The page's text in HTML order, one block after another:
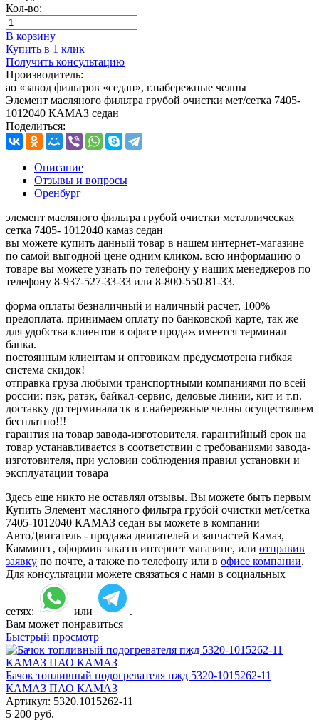
Кол-во:
В корзину
Купить в 1 клик
Получить консультацию
Производитель:
ао «завод фильтров «седан», г.набережные челны
Элемент масляного фильтра грубой очистки мет/сетка 7405-
1012040 КАМАЗ седан
Поделиться:
Описание
Отзывы и вопросы
Оренбург
элемент масляного фильтра грубой очистки металлическая
сетка 7405- 1012040 камаз седан
вы можете купить данный товар в нашем интернет-магазине
по самой выгодной цене одним кликом. всю информацию о
товаре вы можете узнать по телефону у наших менеджеров по
телефону 8-937-527-33-33 или 8-800-550-81-33.
форма оплаты безналичный и наличный расчет, 100%
предоплата. принимаем оплату по банковской карте, так же
для удобства клиентов в офисе продаж имеется терминал
банка.
постоянным клиентам и оптовикам предусмотрена гибкая
система скидок!
отправка груза любыми транспортными компаниями по всей
россии: пэк, ратэк, байкал-сервис, деловые линии, кит и т.п.
доставку до терминала тк в г.набережные челны осуществляем
бесплатно!!!
гарантия на товар завода-изготовителя. гарантийный срок на
товар устанавливается в соответствии с требованиями завода-
изготовителя, при условии соблюдения правил установки и
эксплуатации товара
Здесь еще никто не оставлял отзывы. Вы можете быть первым
Купить Элемент масляного фильтра грубой очистки мет/сетка
7405-1012040 КАМАЗ седан вы можете в компании
АвтоДвигатель - продажа двигателей и запчастей Камаз,
Камминз , оформив заказ в интернет магазине, или отправив
заявку по почте, а также по телефону или в офисе компании.
Для консультации можете связаться с нами в социальных
сетях: или
.
Вам может понравиться
Быстрый просмотр
Бачок топливный подогревателя пжд 5320-1015262-11
КАМАЗ ПАО КАМАЗ
Артикул: 5320.1015262-11
5 200 руб.